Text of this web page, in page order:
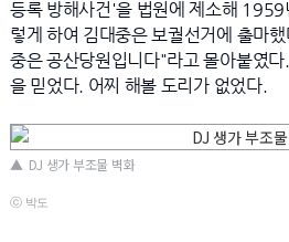
등록 방해사건'을 법원에 제소해
렇게 하여 김대중은 보궐선거에 출마
중은 공산당원입니다"라고 몰아붙였
을 믿었다. 어찌 해볼 도리가 없었다.
▲ DJ 생가 부조물 벽화
ⓒ 박도